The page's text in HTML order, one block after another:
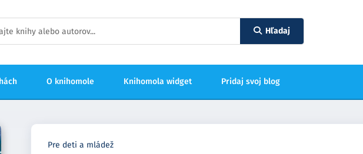
Hľadaj
O knihomole Knihomola widget Pridaj svoj blog
Pre deti a mládež